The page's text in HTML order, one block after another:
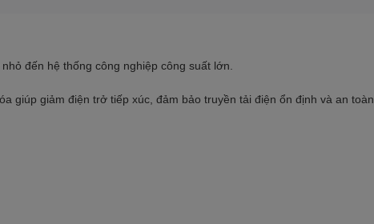
đến hệ thống công nghiệp công suất lớn.
giúp giảm điện trở tiếp xúc, đảm bảo truyền tải điện ổn định và an toàn